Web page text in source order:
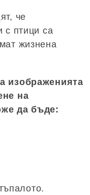
че
с птици са
жизнена
изображенията
на
да бъде: